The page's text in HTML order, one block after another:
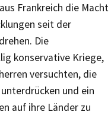
Frankreich die Macht
seit der
Die
konservative Kriege,
versuchten, die
und ein
auf ihre Länder zu